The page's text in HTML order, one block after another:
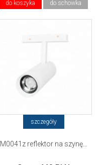
do koszyka do schowka
szczegóły
M0041z reflektor na szynę...